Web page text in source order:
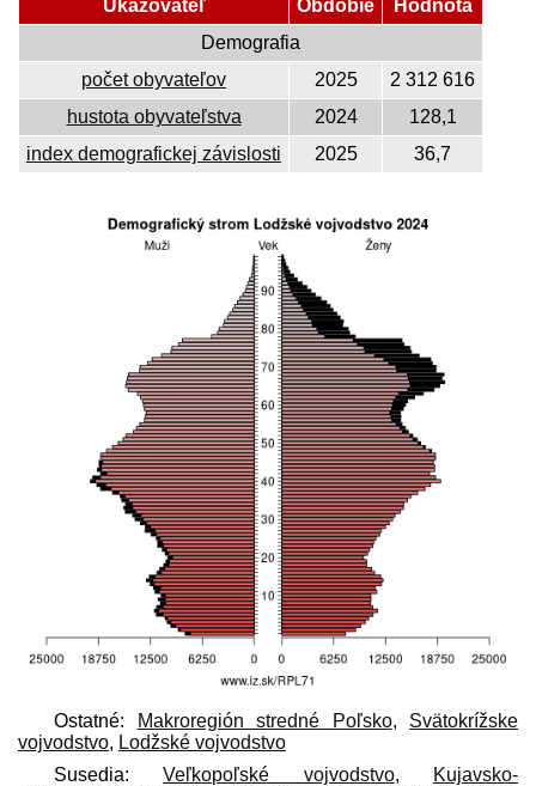
Ukazovateľ Obdobie
Hodnota
Demografia
počet obyvateľov
2025
2 312 616
hustota obyvateľstva
2024
128,1
index demografickej závislosti
2025 36,7
Ostatné: Makroregión stredné Poľsko, Svätokrížske
vojvodstvo, Lodžské vojvodstvo
Susedia:Veľkopoľské vojvodstvo,
Kujavsko-